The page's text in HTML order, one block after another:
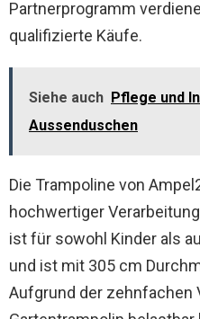
Partnerprogramm
qualifizierte Käufe.
Siehe auch Pflege und
Aussenduschen
Die Trampoline von
hochwertiger
ist für sowohl Kinder als
und ist mit 305 cm
Aufgrund der zehnfachen